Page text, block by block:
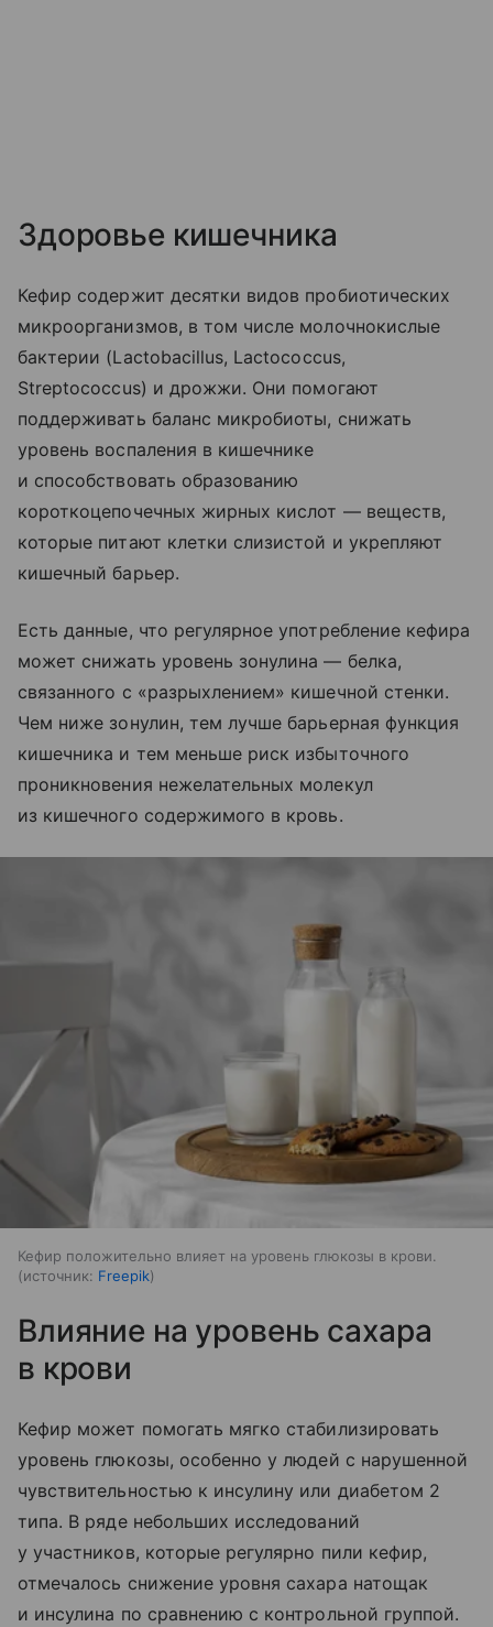
Здоровье кишечника
Кефир содержит десятки видов пробиотических
микроорганизмов, в том числе молочнокислые
бактерии (Lactobacillus, Lactococcus,
Streptococcus) и дрожжи. Они помогают
поддерживать баланс микробиоты, снижать
уровень воспаления в кишечнике
и способствовать образованию
короткоцепочечных жирных кислот — веществ,
которые питают клетки слизистой и укрепляют
кишечный барьер.
Есть данные, что регулярное употребление кефира
может снижать уровень зонулина — белка,
связанного с «разрыхлением» кишечной стенки.
Чем ниже зонулин, тем лучше барьерная функция
кишечника и тем меньше риск избыточного
проникновения нежелательных молекул
из кишечного содержимого в кровь.
Кефир положительно влияет на уровень глюкозы в крови.
источник: Freepik
Влияние на уровень сахара
в крови
Кефир может помогать мягко стабилизировать
уровень глюкозы, особенно у людей с нарушенной
чувствительностью к инсулину или диабетом 2
типа. В ряде небольших исследований
у участников, которые регулярно пили кефир,
отмечалось снижение уровня сахара натощак
и инсулина по сравнению с контрольной группой.